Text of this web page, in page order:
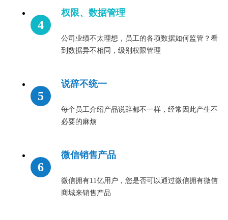
权限、数据管理
公司业绩不太理想，员工的各项数据如何监管？看
到数据异不相同，级别权限管理
说辞不统一
每个员工介绍产品说辞都不一样，经常因此产生不
必要的麻烦
微信销售产品
微信拥有11亿用户，您是否可以通过微信拥有微信
商城来销售产品